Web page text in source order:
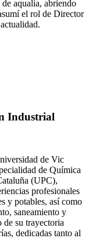
aqualia, abriendo
el rol de Director
Industrial
de Vic
de Química
(UPC),
profesionales
y potables, así como
saneamiento y
de su trayectoria
dedicadas tanto al